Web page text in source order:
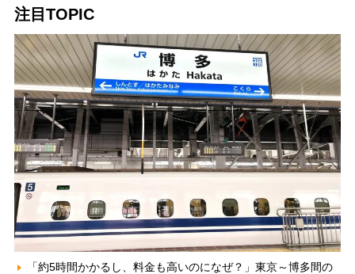
注目TOPIC
「約5時間かかるし、料金も高いのになぜ？」東京～博多間の